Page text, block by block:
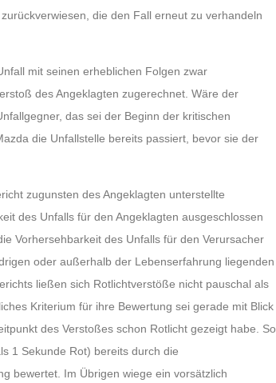
die den Fall erneut zu verhandeln
mit seinen erheblichen Folgen zwar
des Angeklagten zugerechnet. Wäre der
das sei der Beginn der kritischen
die Unfallstelle bereits passiert, bevor sie der
zugunsten des Angeklagten unterstellte
des Unfalls für den Angeklagten ausgeschlossen
Vorhersehbarkeit des Unfalls für den Verursacher
oder außerhalb der Lebenserfahrung liegenden
ließen sich Rotlichtverstöße nicht pauschal als
Kriterium für ihre Bewertung sei gerade mit Blick
des Verstoßes schon Rotlicht gezeigt habe. So
1 Sekunde Rot) bereits durch die
bewertet. Im Übrigen wiege ein vorsätzlich